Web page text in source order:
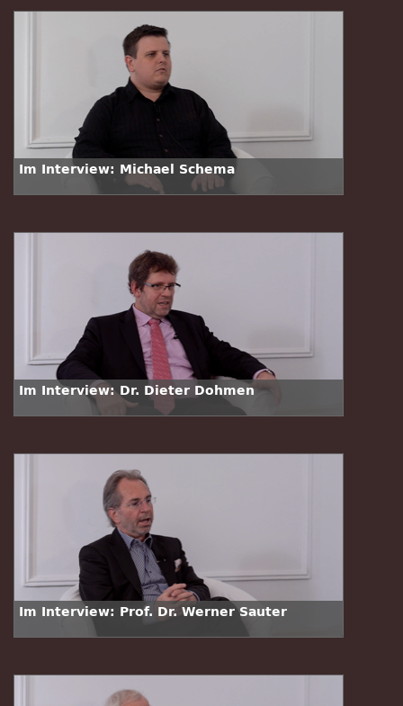
Im Interview: Michael Schema
Im Interview: Dr. Dieter Dohmen
Im Interview: Prof. Dr. Werner Sauter